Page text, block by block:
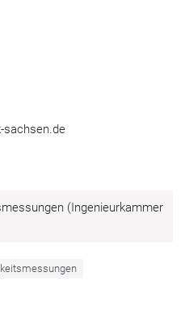
sachsen.de
(Ingenieurkammer